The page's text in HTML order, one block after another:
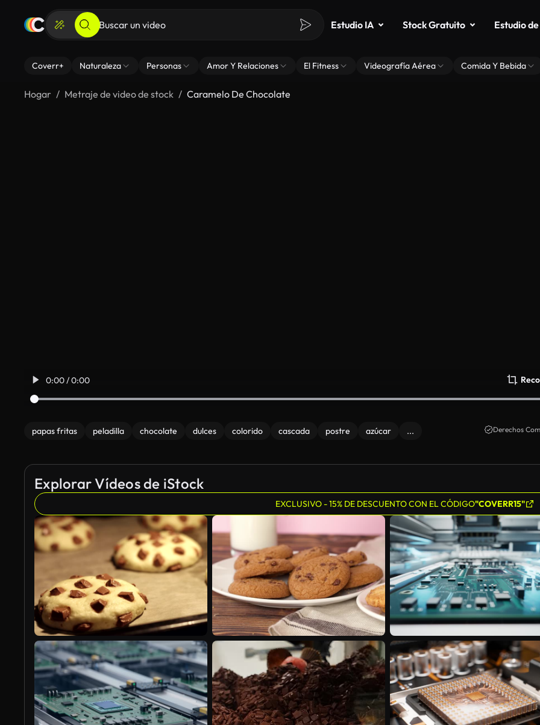
Estudio IA Stock Gratuito Estudio
Coverr+ Naturaleza Personas Amor Y Relaciones El Fitness Videografía Aérea Comida Y Bebida
Hogar Metraje de video de stock Caramelo De Chocolate
0:00 / 0:00
papas fritas peladilla chocolate dulces colorido cascada postre azúcar ... Derechos
Explorar Vídeos de iStock
EXCLUSIVO - 15% DE DESCUENTO CON EL CÓDIGO"COVERR15"